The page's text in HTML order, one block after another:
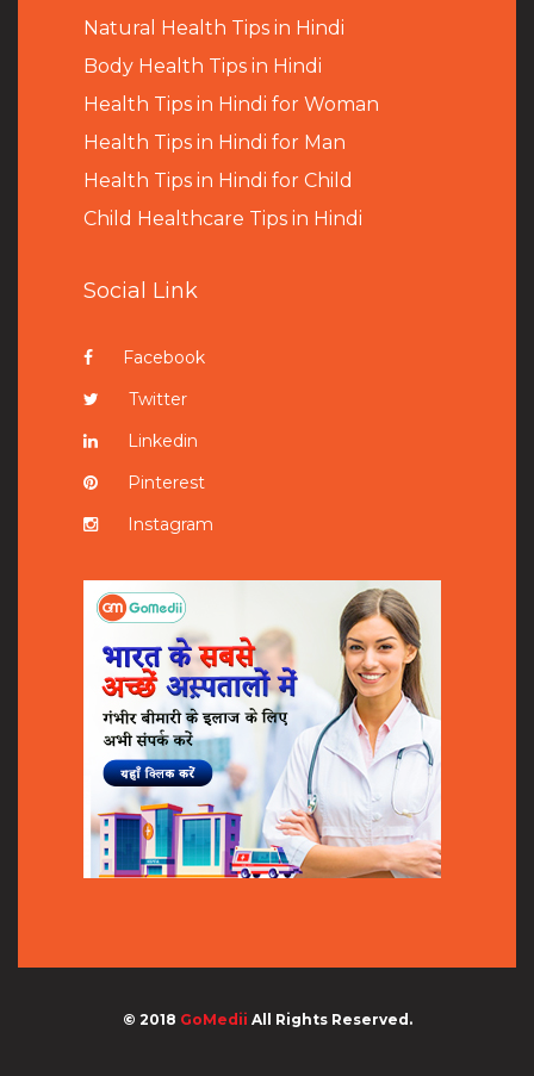
Natural Health Tips in Hindi
Body Health Tips in Hindi
Health Tips in Hindi for Woman
Health Tips in Hindi for Man
Health Tips in Hindi for Child
Child Healthcare Tips in Hindi
Social Link
Facebook
Twitter
Linkedin
Pinterest
Instagram
© 2018 GoMedii All Rights Reserved.